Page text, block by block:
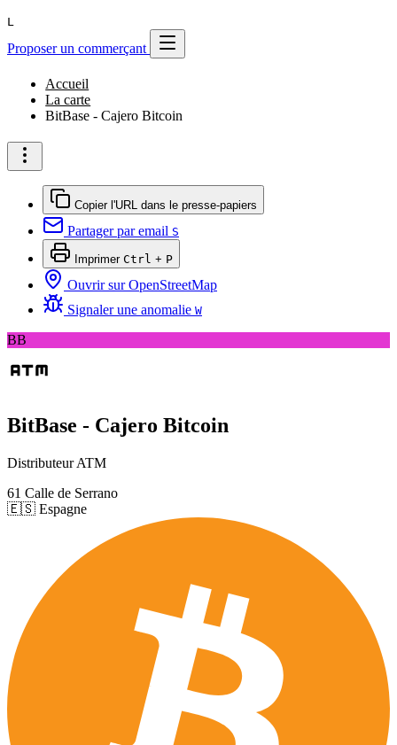
L
Proposer un commerçant
Accueil
La carte
BitBase - Cajero Bitcoin
Copier l'URL dans le presse-papiers
Partager par email S
Imprimer Ctrl + P
Ouvrir sur OpenStreetMap
Signaler une anomalie W
BB
BitBase - Cajero Bitcoin
Distributeur ATM
61 Calle de Serrano
🇪🇸 Espagne